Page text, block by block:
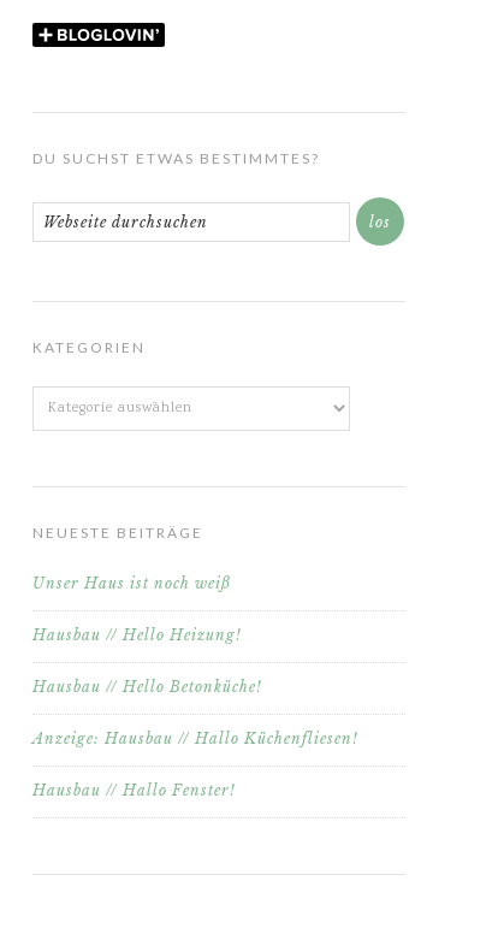
DU SUCHST ETWAS BESTIMMTES?
KATEGORIEN
Kategorien
NEUESTE BEITRÄGE
Unser Haus ist noch weiß
Hausbau // Hello Heizung!
Hausbau // Hello Betonküche!
Anzeige: Hausbau // Hallo Küchenfliesen!
Hausbau // Hallo Fenster!